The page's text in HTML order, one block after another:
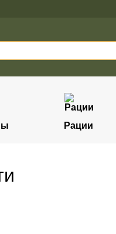
Рации